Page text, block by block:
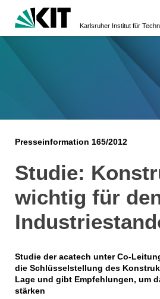
Karlsruher Institut für
Presseinformation 165/2012
Studie:
wichtig für
Studie der acatech unter Co-
die Schlüsselstellung des
Lage und gibt Empfehlungen, um
stärken